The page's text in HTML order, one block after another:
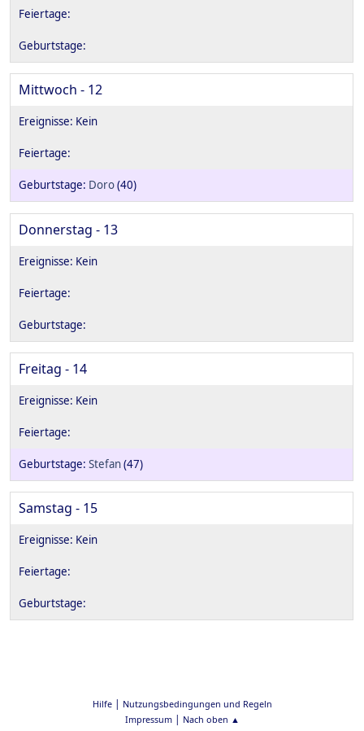
Mittwoch - 12
Doro(40)
Donnerstag - 13
Freitag - 14
Stefan(47)
Samstag - 15
Hilfe| Nutzungsbedingungen und Regeln
Impressum| Nach oben ▲